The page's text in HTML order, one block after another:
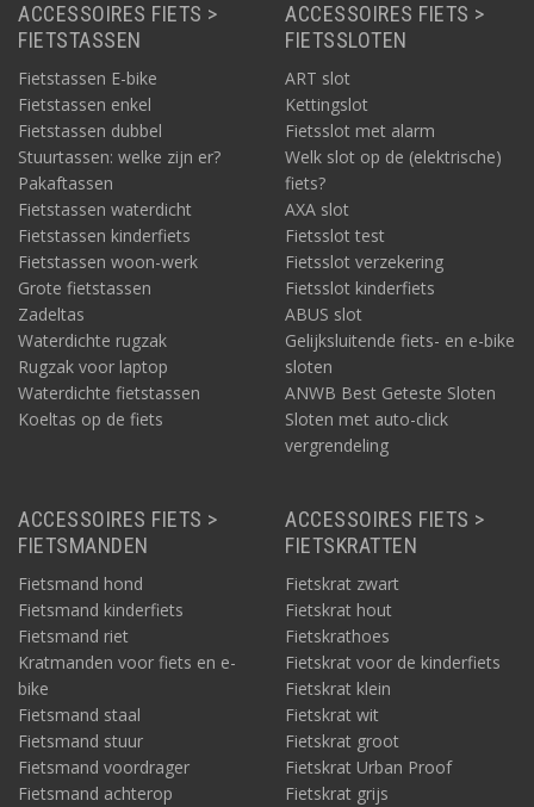
ACCESSOIRES FIETS >
FIETSTASSEN
Fietstassen E-bike
Fietstassen enkel
Fietstassen dubbel
Stuurtassen: welke zijn er?
Pakaftassen
Fietstassen waterdicht
Fietstassen kinderfiets
Fietstassen woon-werk
Grote fietstassen
Zadeltas
Waterdichte rugzak
Rugzak voor laptop
Waterdichte fietstassen
Koeltas op de fiets
ACCESSOIRES FIETS >
FIETSSLOTEN
ART slot
Kettingslot
Fietsslot met alarm
Welk slot op de (elektrische)
fiets?
AXA slot
Fietsslot test
Fietsslot verzekering
Fietsslot kinderfiets
ABUS slot
Gelijksluitende fiets- en e-bike
sloten
ANWB Best Geteste Sloten
Sloten met auto-click
vergrendeling
ACCESSOIRES FIETS >
FIETSMANDEN
Fietsmand hond
Fietsmand kinderfiets
Fietsmand riet
Kratmanden voor fiets en e-
bike
Fietsmand staal
Fietsmand stuur
Fietsmand voordrager
Fietsmand achterop
ACCESSOIRES FIETS >
FIETSKRATTEN
Fietskrat zwart
Fietskrat hout
Fietskrathoes
Fietskrat voor de kinderfiets
Fietskrat klein
Fietskrat wit
Fietskrat groot
Fietskrat Urban Proof
Fietskrat grijs